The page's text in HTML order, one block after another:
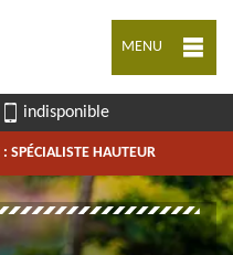
MENU
indisponible
: SPÉCIALISTE HAUTEUR